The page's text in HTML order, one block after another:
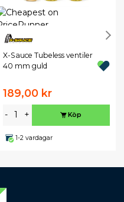
X-Sauce Tubeless ventiler
40 mm guld
189,00 kr
- + Köp
1-2 vardagar